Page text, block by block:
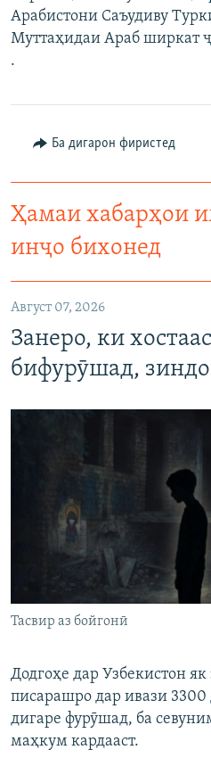
Арабистони Саъудиву
Муттаҳидаи Араб ширкат
.
Ба дигарон фиристед
Ҳамаи хабарҳои
инҷо бихонед
Август 07, 2026
Занеро, ки
бифурӯшад,
Тасвир аз бойгонӣ
Додгоҳе дар Узбекистон як
писарашро дар ивази 3300
дигаре фурӯшад, ба
маҳкум кардааст.